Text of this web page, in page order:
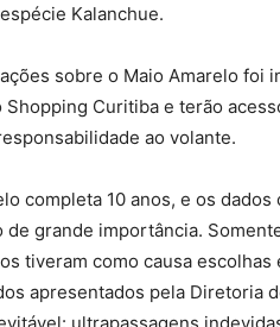
Kalanchue.
sobre o Maio Amarelo foi
Curitiba e terão
ao volante.
completa 10 anos, e os
grande importância.
tiveram como causa escolhas
apresentados pela Diretoria
ultrapassagens